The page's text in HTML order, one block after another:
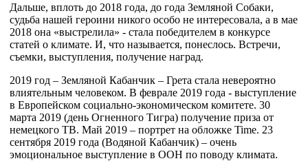
Дальше, вплоть до 2018 года, до года Земляной Собаки,
судьба нашей героини никого особо не интересовала, а в мае
2018 она «выстрелила» - стала победителем в конкурсе
статей о климате. И, что называется, понеслось. Встречи,
съемки, выступления, получение наград.
2019 год – Земляной Кабанчик – Грета стала невероятно
влиятельным человеком. В феврале 2019 года - выступление
в Европейском социально-экономическом комитете. 30
марта 2019 (день Огненного Тигра) получение приза от
немецкого ТВ. Май 2019 – портрет на обложке Time. 23
сентября 2019 года (Водяной Кабанчик) – очень
эмоциональное выступление в ООН по поводу климата.